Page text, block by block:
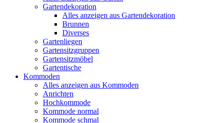
Gartendekoration
Alles anzeigen aus Gartendekoration
Brunnen
Diverses
Gartenliegen
Gartensitzgruppen
Gartensitzmöbel
Gartentische
Kommoden
Alles anzeigen aus Kommoden
Anrichten
Hochkommode
Kommode normal
Kommode schmal